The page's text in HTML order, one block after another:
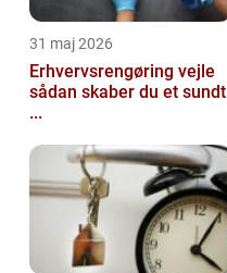
31 maj 2026
Erhvervsrengøring vejle
sådan skaber du et sundt
...